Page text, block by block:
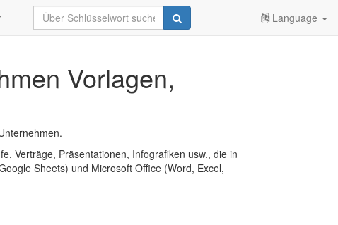
Language
Vorlagen,
Verträge, Präsentationen, Infografiken usw., die in
Sheets) und Microsoft Office (Word, Excel,